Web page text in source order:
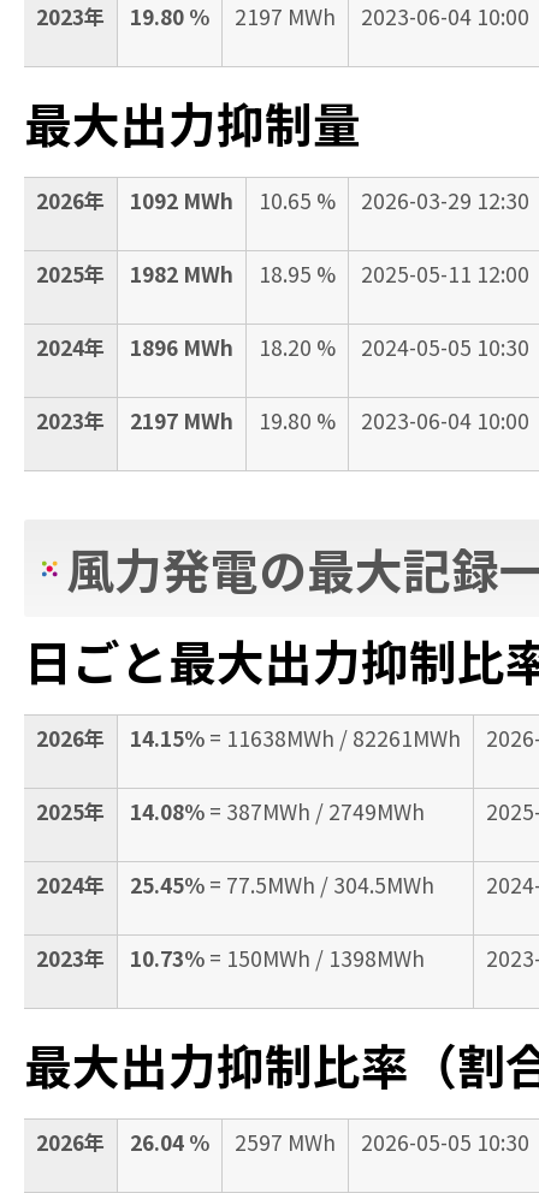
2023年 19.80 % 2197 MWh 2023-06-04 10:00
最大出力抑制量
2026年 1092 MWh 10.65 % 2026-03-29 12:30
2025年 1982 MWh 18.95 % 2025-05-11 12:00
2024年 1896 MWh 18.20 % 2024-05-05 10:30
2023年 2197 MWh 19.80 % 2023-06-04 10:00
風力発電の最大記録
日ごと最大出力抑制比
2026年 14.15% = 11638MWh / 82261MWh
2025年 14.08% = 387MWh / 2749MWh
2024年 25.45% = 77.5MWh / 304.5MWh
2023年 10.73% = 150MWh / 1398MWh
最大出力抑制比率（割
2026年 26.04 % 2597 MWh 2026-05-05 10:30